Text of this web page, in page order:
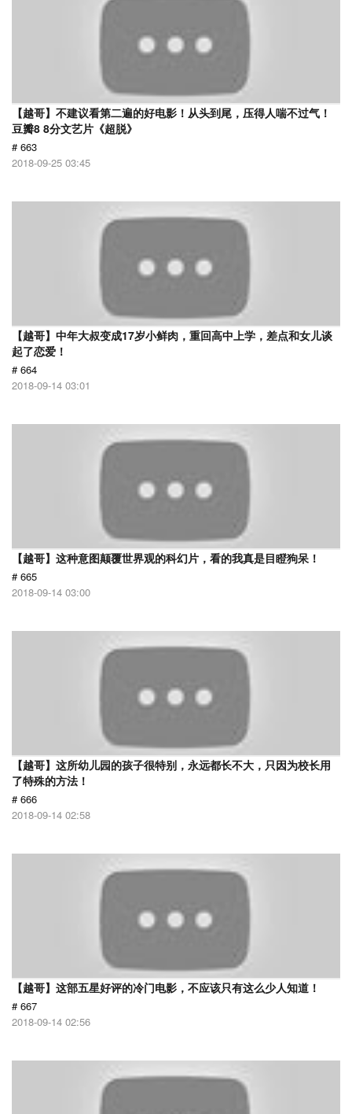
【越哥】不建议看第二遍的好电影！从头到尾，压得人喘不过气！
豆瓣8 8分文艺片《超脱》
# 663
2018-09-25 03:45
【越哥】中年大叔变成17岁小鲜肉，重回高中上学，差点和女儿谈
起了恋爱！
# 664
2018-09-14 03:01
【越哥】这种意图颠覆世界观的科幻片，看的我真是目瞪狗呆！
# 665
2018-09-14 03:00
【越哥】这所幼儿园的孩子很特别，永远都长不大，只因为校长用
了特殊的方法！
# 666
2018-09-14 02:58
【越哥】这部五星好评的冷门电影，不应该只有这么少人知道！
# 667
2018-09-14 02:56